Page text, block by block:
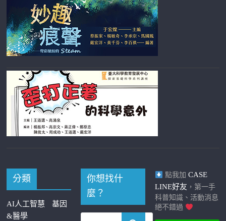
分類
AI人工智慧
基因
&醫學
你想找什
麼？
點我加 CASE
LINE好友 ，第一手
科普知識、活動消息
絕不錯過